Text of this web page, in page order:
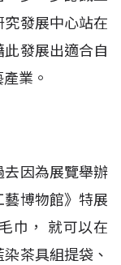
發展中心站在
發展出適合自
業。
因為展覽舉辦
博物館》特展
巾， 就可以在
茶具組提袋、